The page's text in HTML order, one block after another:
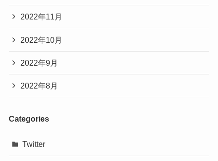
2022年11月
2022年10月
2022年9月
2022年8月
Categories
Twitter